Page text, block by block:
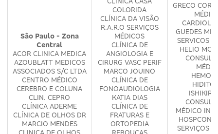
São Paulo - Zona
Central
ACOR CLINICA MEDICA
AZOUBLATT MEDICOS
ASSOCIADOS S/C LTDA
CENTRO MÉDICO
CEREBRO E COLUNA
CLIN. CEPRO
CLÍNICA ADERME
CLÍNICA DE OLHOS DR
MARCIO MENDES
COLORIDA
CLÍNICA DA VISÃO
R.A.R.O SERVIÇOS
MÉDICOS
CLÍNICA DE
ANGIOLOGIA E
CIRURG VASC PERIF
MARCO JOUINO
CLÍNICA DE
FONOAUDIOLOGIA
KATIA DIAS
CLÍNICA DE
FRATURAS E
ORTOPEDIA
GRECO COR
GUEDES
SERVICOS
HELIO
MÉDICO
SERVIÇOS